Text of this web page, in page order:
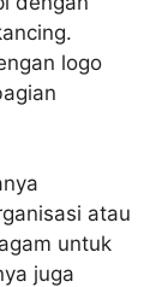
logo
atau
untuk
juga